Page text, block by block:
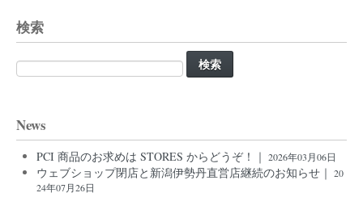
検索
検
索:
News
PCI 商品のお求めは STORES からどうぞ！｜ 2026年03月06日
ウェブショップ閉店と新潟伊勢丹直営店継続のお知らせ｜ 20
24年07月26日